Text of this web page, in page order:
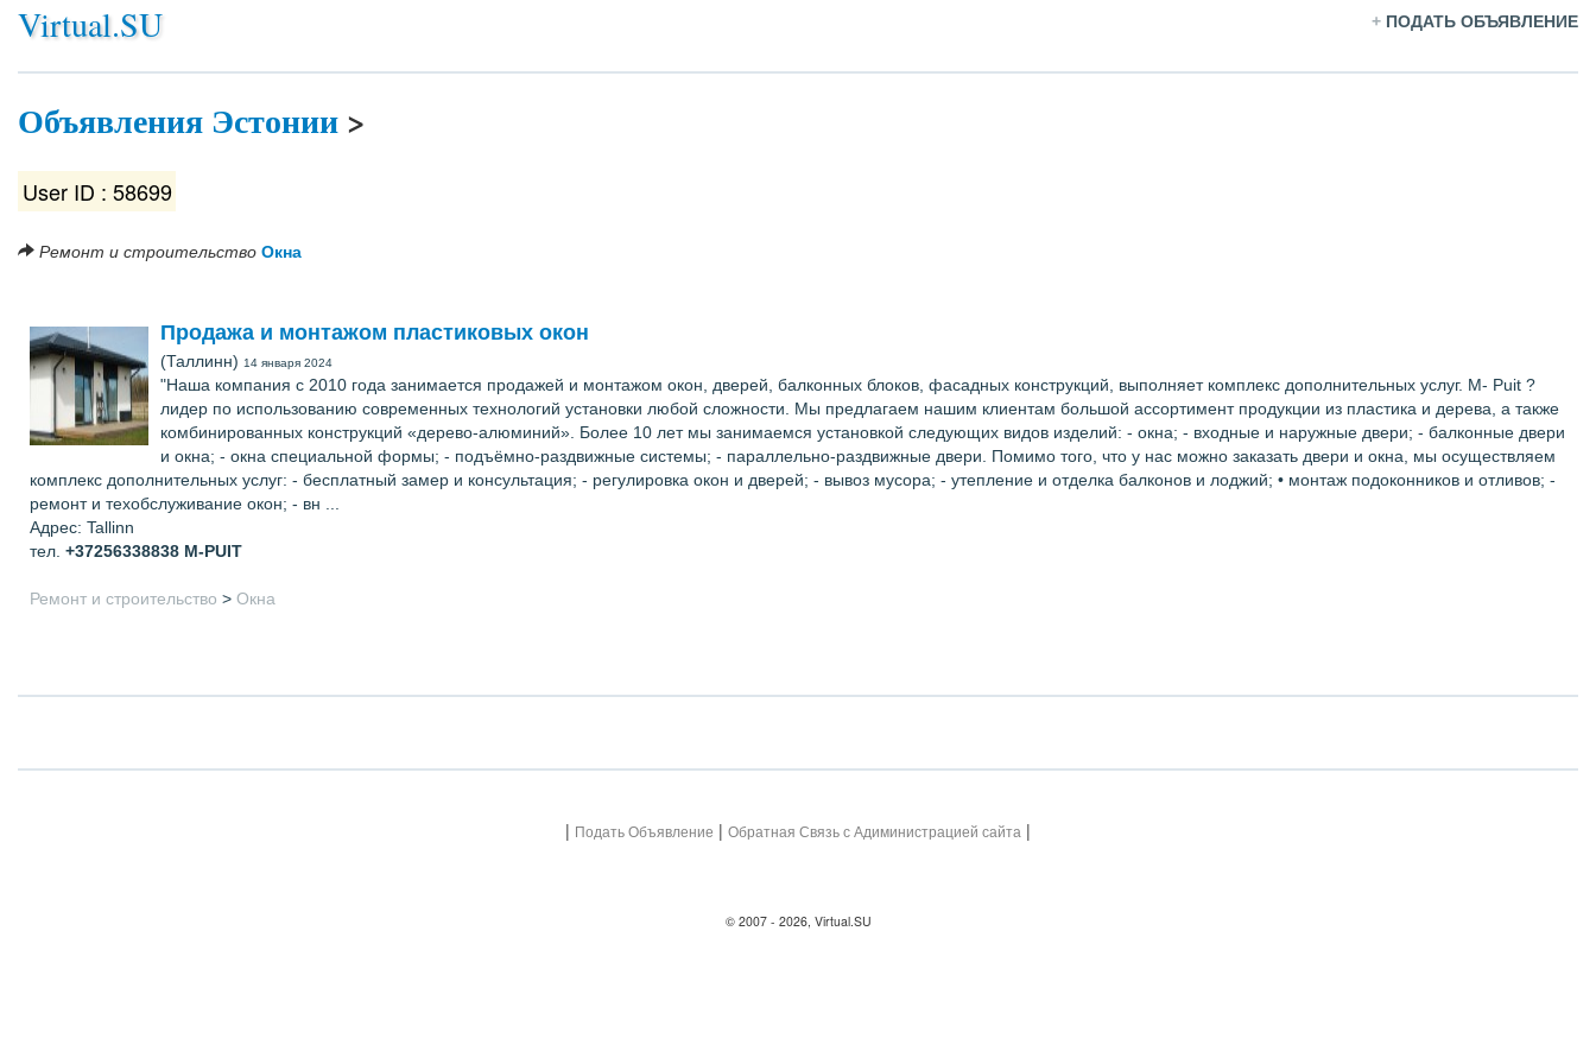
Virtual.SU + ПОДАТЬ ОБЪЯВЛЕНИЕ
Объявления Эстонии>
User ID : 58699
Ремонт и строительство Окна
Продажа и монтажом пластиковых окон
(Таллинн) 14 января 2024
"Наша компания с 2010 года занимается продажей и монтажом окон, дверей, балконных блоков, фасадных конструкций, выполняет комплекс дополнительных услуг. M- Puit ?
лидер по использованию современных технологий установки любой сложности. Мы предлагаем нашим клиентам большой ассортимент продукции из пластика и дерева, а также
комбинированных конструкций «дерево-алюминий». Более 10 лет мы занимаемся установкой следующих видов изделий: - окна; - входные и наружные двери; - балконные двери
и окна; - окна специальной формы; - подъёмно-раздвижные системы; - параллельно-раздвижные двери. Помимо того, что у нас можно заказать двери и окна, мы осуществляем
комплекс дополнительных услуг: - бесплатный замер и консультация; - регулировка окон и дверей; - вывоз мусора; - утепление и отделка балконов и лоджий; • монтаж подоконников и отливов; -
ремонт и техобслуживание окон; - вн ...
Адрес: Tallinn
тел. +37256338838 M-PUIT
Ремонт и строительство > Окна
| Подать Объявление | Обратная Связь с Адиминистрацией сайта |
© 2007 - 2026, Virtual.SU